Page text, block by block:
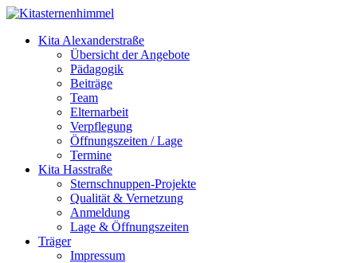
Kita Alexanderstraße
Übersicht der Angebote
Pädagogik
Beiträge
Team
Elternarbeit
Verpflegung
Öffnungszeiten / Lage
Termine
Kita Hasstraße
Sternschnuppen-Projekte
Qualität & Vernetzung
Anmeldung
Lage & Öffnungszeiten
Träger
Impressum